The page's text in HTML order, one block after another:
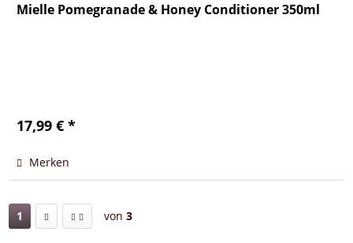
Mielle Pomegranade & Honey Conditioner 350ml
17,99 € *
Merken
1 von 3